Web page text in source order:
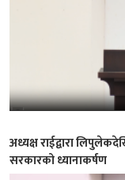
अध्यक्ष राईद्वारा
सरकारको ध्यानाकर्षण